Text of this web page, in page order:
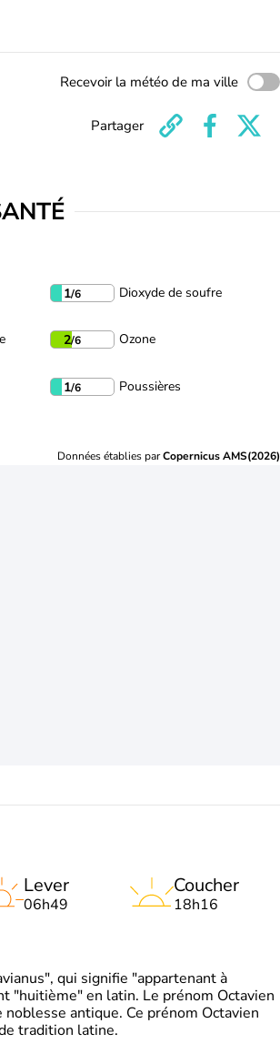
Recevoir la météo de ma ville
Partager
1/6 Dioxyde de soufre
2/6 Ozone
1/6 Poussières
Données établies parCopernicus AMS(2026)
Lever
06h49
Coucher
18h16
qui signifie "appartenant à
"huitième" en latin. Le prénom Octavien
antique. Ce prénom Octavien
tradition latine.